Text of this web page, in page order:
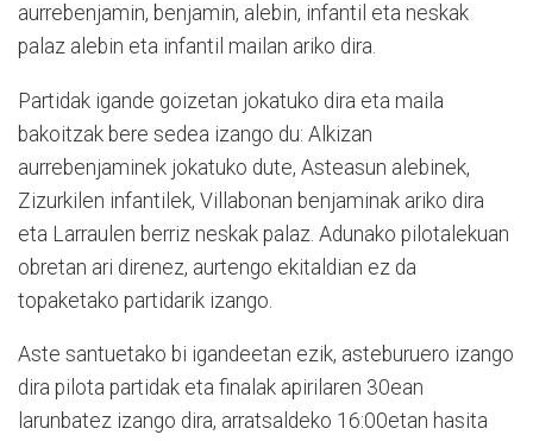
aurrebenjamin, benjamin, alebin, infantil eta neskak
palaz alebin eta infantil mailan ariko dira.
Partidak igande goizetan jokatuko dira eta maila
bakoitzak bere sedea izango du: Alkizan
aurrebenjaminek jokatuko dute, Asteasun alebinek,
Zizurkilen infantilek, Villabonan benjaminak ariko dira
eta Larraulen berriz neskak palaz. Adunako pilotalekuan
obretan ari direnez, aurtengo ekitaldian ez da
topaketako partidarik izango.
Aste santuetako bi igandeetan ezik, asteburuero izango
dira pilota partidak eta finalak apirilaren 30ean
larunbatez izango dira, arratsaldeko 16:00etan hasita